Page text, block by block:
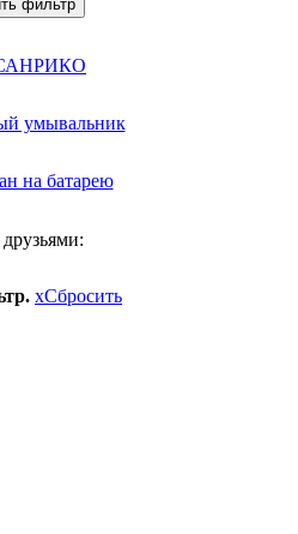
фильтр
xСбросить